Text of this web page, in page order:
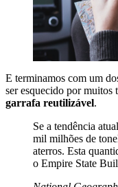
E terminamos com um
ser esquecido por muitos
garrafa reutilizável.
Se a tendência
mil milhões de
aterros. Esta
o Empire State